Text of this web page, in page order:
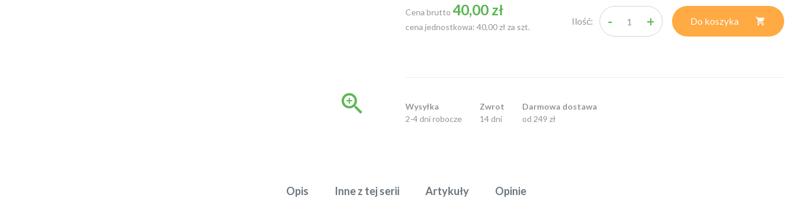

Cena brutto 40,00 zł
cena jednostkowa: 40,00 zł za szt. Ilość: - + Do koszyka 
Wysyłka
2-4 dni robocze
Zwrot
14 dni
Darmowa dostawa
od 249 zł
Opis Inne z tej serii Artykuły Opinie